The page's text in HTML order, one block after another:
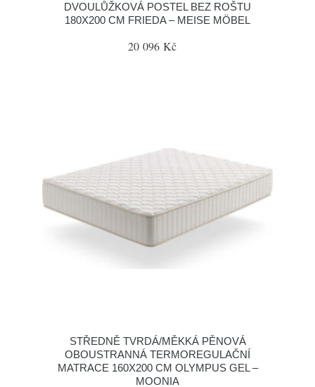
DVOULŮŽKOVÁ POSTEL BEZ ROŠTU
180X200 CM FRIEDA – MEISE MÖBEL
20 096 Kč
STŘEDNĚ TVRDÁ/MĚKKÁ PĚNOVÁ
OBOUSTRANNÁ TERMOREGULAČNÍ
MATRACE 160X200 CM OLYMPUS GEL –
MOONIA